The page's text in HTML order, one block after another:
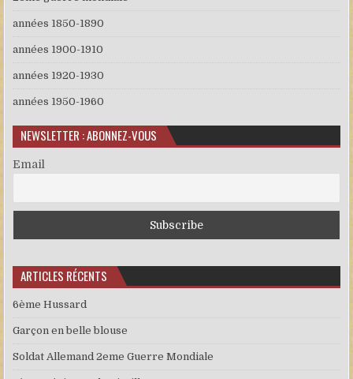
années 1850-1890
années 1900-1910
années 1920-1930
années 1950-1960
NEWSLETTER : ABONNEZ-VOUS
Email
ARTICLES RÉCENTS
6ème Hussard
Garçon en belle blouse
Soldat Allemand 2eme Guerre Mondiale